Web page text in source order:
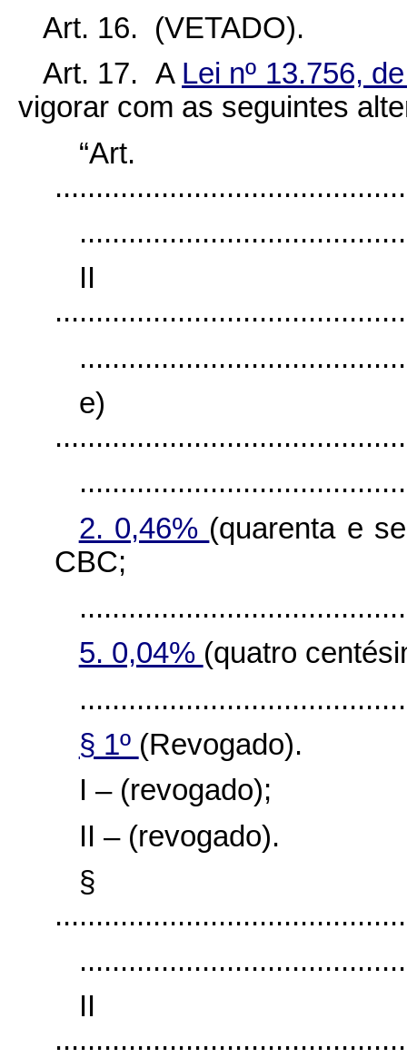
Art. 16. (VETADO).
Art. 17. A Lei nº 13.756,
vigorar com as seguintes
II
e)
2. 0,46% (quarenta e
CBC;
5. 0,04% (quatro
§ 1º (Revogado).
I – (revogado);
II – (revogado).
§
II